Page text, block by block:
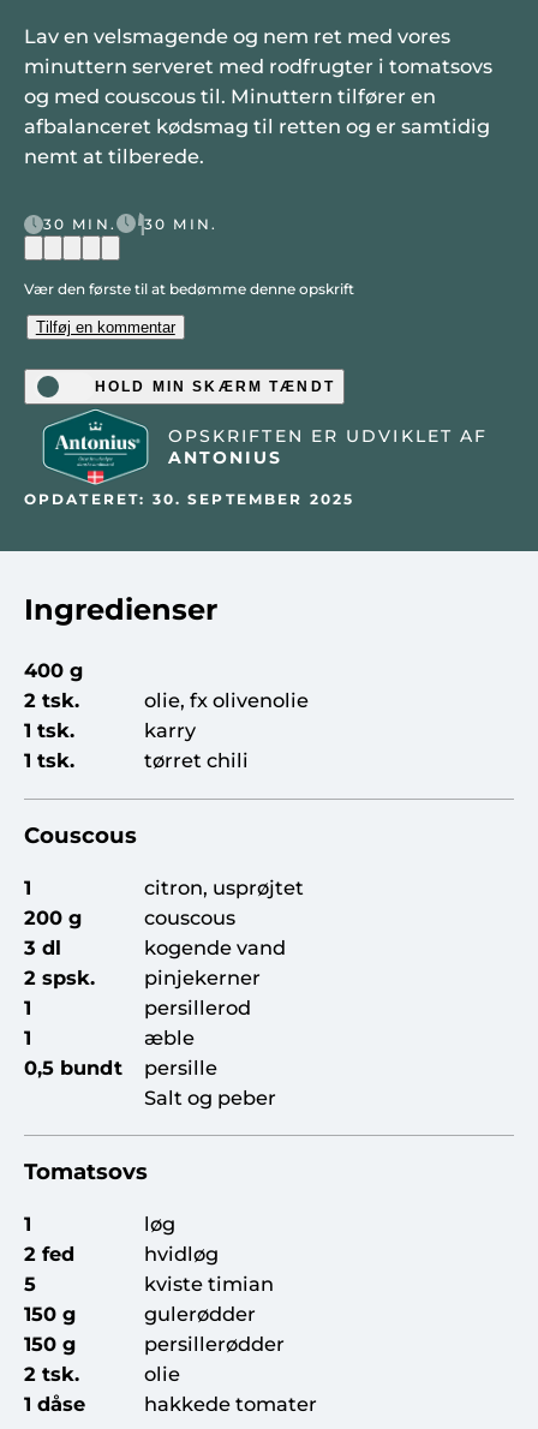
Lav en velsmagende og nem ret med vores
minuttern serveret med rodfrugter i tomatsovs
og med couscous til. Minuttern tilfører en
afbalanceret kødsmag til retten og er samtidig
nemt at tilberede.
30 MIN. 30 MIN.
Vær den første til at bedømme denne opskrift
Tilføj en kommentar
HOLD MIN SKÆRM TÆNDT
OPSKRIFTEN ER UDVIKLET AF
ANTONIUS
OPDATERET: 30. SEPTEMBER 2025
Ingredienser
400 g
2 tsk.
olie, fx olivenolie
1 tsk.
karry
1 tsk.
tørret chili
Couscous
1
citron, usprøjtet
200 g
couscous
3 dl
kogende vand
2 spsk.
pinjekerner
1
persillerod
1
æble
0,5 bundt
persille
Salt og peber
Tomatsovs
1
løg
2 fed
hvidløg
5
kviste timian
150 g
gulerødder
150 g
persillerødder
2 tsk.
olie
1 dåse
hakkede tomater